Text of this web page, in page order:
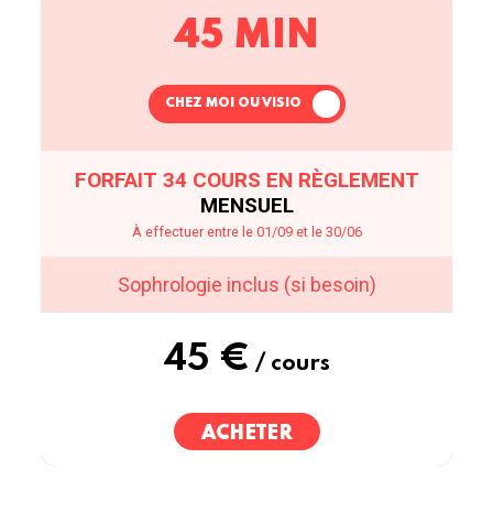
45 MIN
CHEZ MOI OU VISIO
FORFAIT 34 COURS EN RÈGLEMENT
MENSUEL
À effectuer entre le 01/09 et le 30/06
Sophrologie inclus (si besoin)
45 € / cours
ACHETER